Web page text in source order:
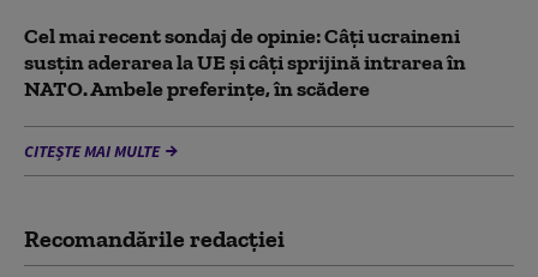
Cel mai recent sondaj de opinie: Câți ucraineni
susțin aderarea la UE și câți sprijină intrarea în
NATO. Ambele preferințe, în scădere
CITEȘTE MAI MULTE
Recomandările redacţiei